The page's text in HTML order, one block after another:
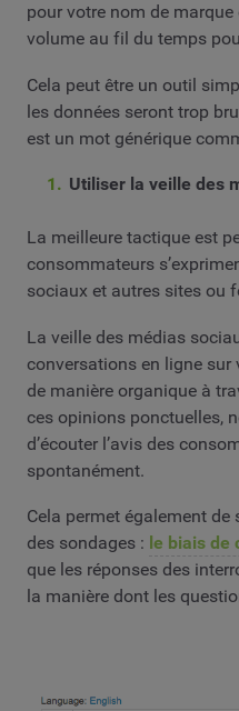
pour votre nom de
volume au fil du temps
Cela peut être un outil
les données seront trop
est un mot générique
Utiliser la veille des
La meilleure tactique est
consommateurs
sociaux et autres sites ou
La veille des médias
conversations en ligne
de manière organique à
ces opinions ponctuelles,
d’écouter l’avis des
spontanément.
Cela permet également
des sondages : le biais de
que les réponses des
la manière dont les